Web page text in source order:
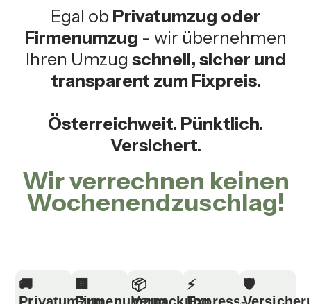
Egal ob Privatumzug oder
Firmenumzug - wir übernehmen
Ihren Umzug schnell, sicher und
transparent zum Fixpreis.
Österreichweit. Pünktlich.
Versichert.
Wir verrechnen keinen
Wochenendzuschlag!
🚚
🏢
📦
⚡
🛡️